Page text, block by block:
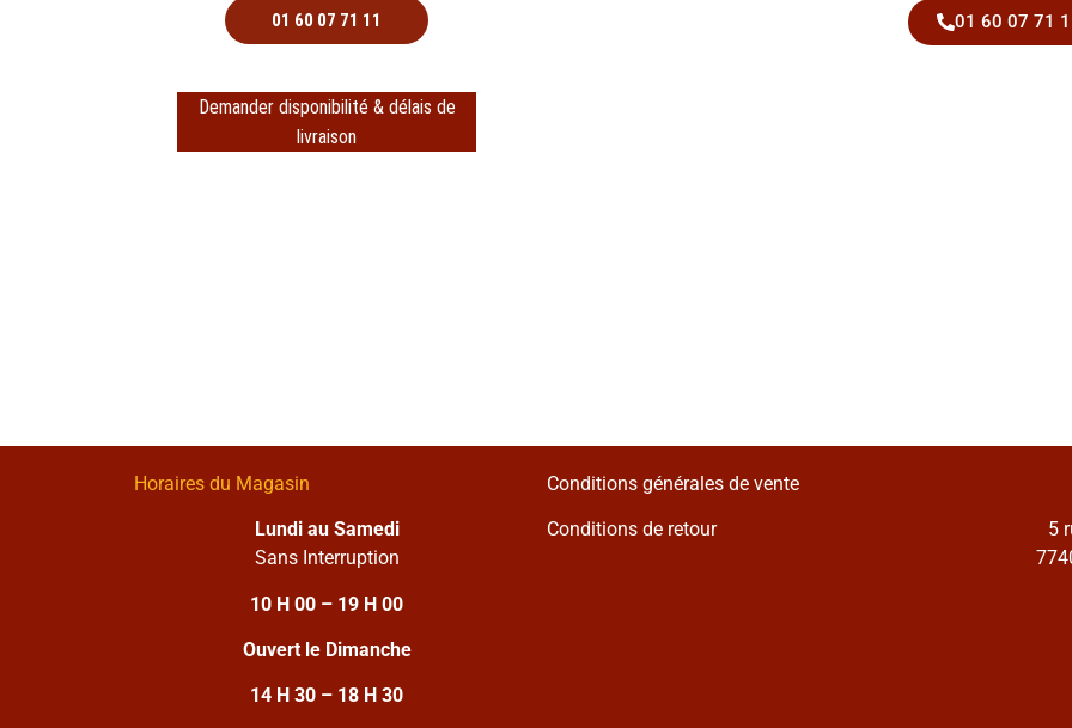
01 60 07 71 11
Demander disponibilité & délais de
livraison
01 60 07 71
Horaires du Magasin
Lundi au Samedi
Sans Interruption
10 H 00 – 19 H 00
Ouvert le Dimanche
14 H 30 – 18 H 30
Conditions générales de vente
Conditions de retour
5